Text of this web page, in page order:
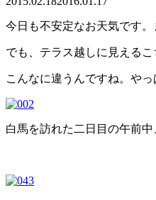
今日も不安定なお天気です。
でも、テラス越しに見えるこ
こんなに違うんですね。や
白馬を訪れた二日目の午前中